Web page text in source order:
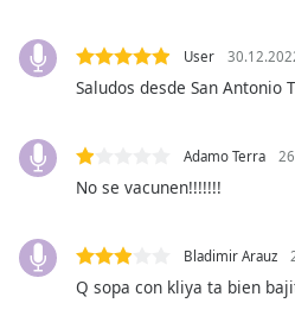
Picture-
in-
This
window.
Beginning
User
Saludos desde San Antonio
Adamo Terra
No se vacunen!!!!!!!
Bladimir Arauz
Q sopa con kliya ta bien